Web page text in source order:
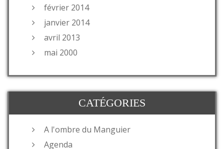
février 2014
janvier 2014
avril 2013
mai 2000
CATÉGORIES
A l'ombre du Manguier
Agenda